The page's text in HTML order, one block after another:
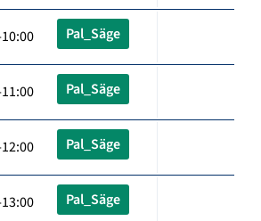
Pal_Säge
Pal_Säge
Pal_Säge
Pal_Säge